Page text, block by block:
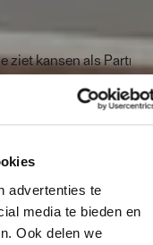
advertenties te
media te bieden en
Ook delen we
ziet kansen als